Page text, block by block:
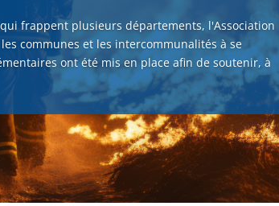
frappent plusieurs départements, l'Association
communes et les intercommunalités à se
ont été mis en place afin de soutenir, à